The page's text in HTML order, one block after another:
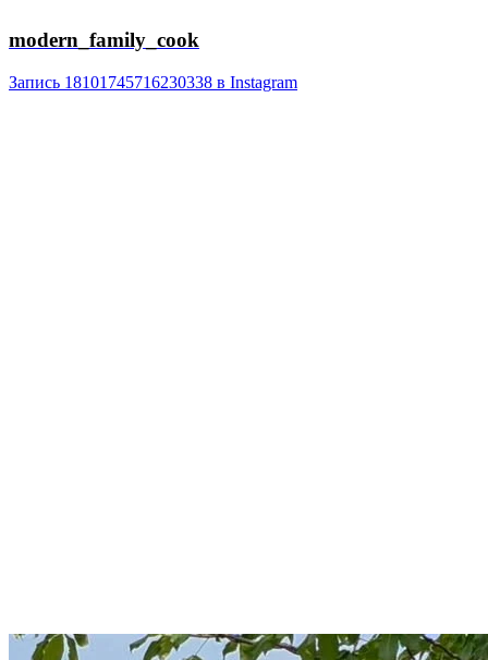
modern_family_cook
Запись 18101745716230338 в Instagram